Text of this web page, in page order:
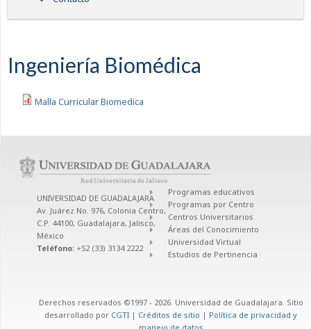
Ingeniería Biomédica
Malla Curricular Biomedica
UNIVERSIDAD DE GUADALAJARA
Av. Juárez No. 976, Colonia Centro,
C.P. 44100, Guadalajara, Jalisco,
México
Teléfono: +52 (33) 3134 2222
Programas educativos
Programas por Centro
Centros Universitarios
Áreas del Conocimiento
Universidad Virtual
Estudios de Pertinencia
Derechos reservados ©1997 - 2026. Universidad de Guadalajara. Sitio
desarrollado por CGTI | Créditos de sitio | Política de privacidad y